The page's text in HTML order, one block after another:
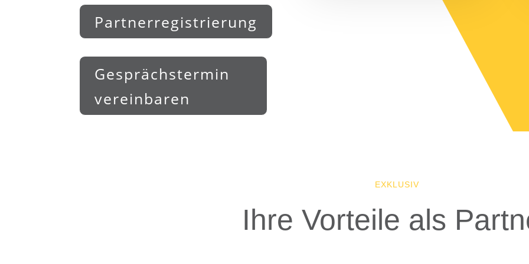
Partnerregistrierung
Gesprächstermin
vereinbaren
EXKLUSIV
Ihre Vorteile als